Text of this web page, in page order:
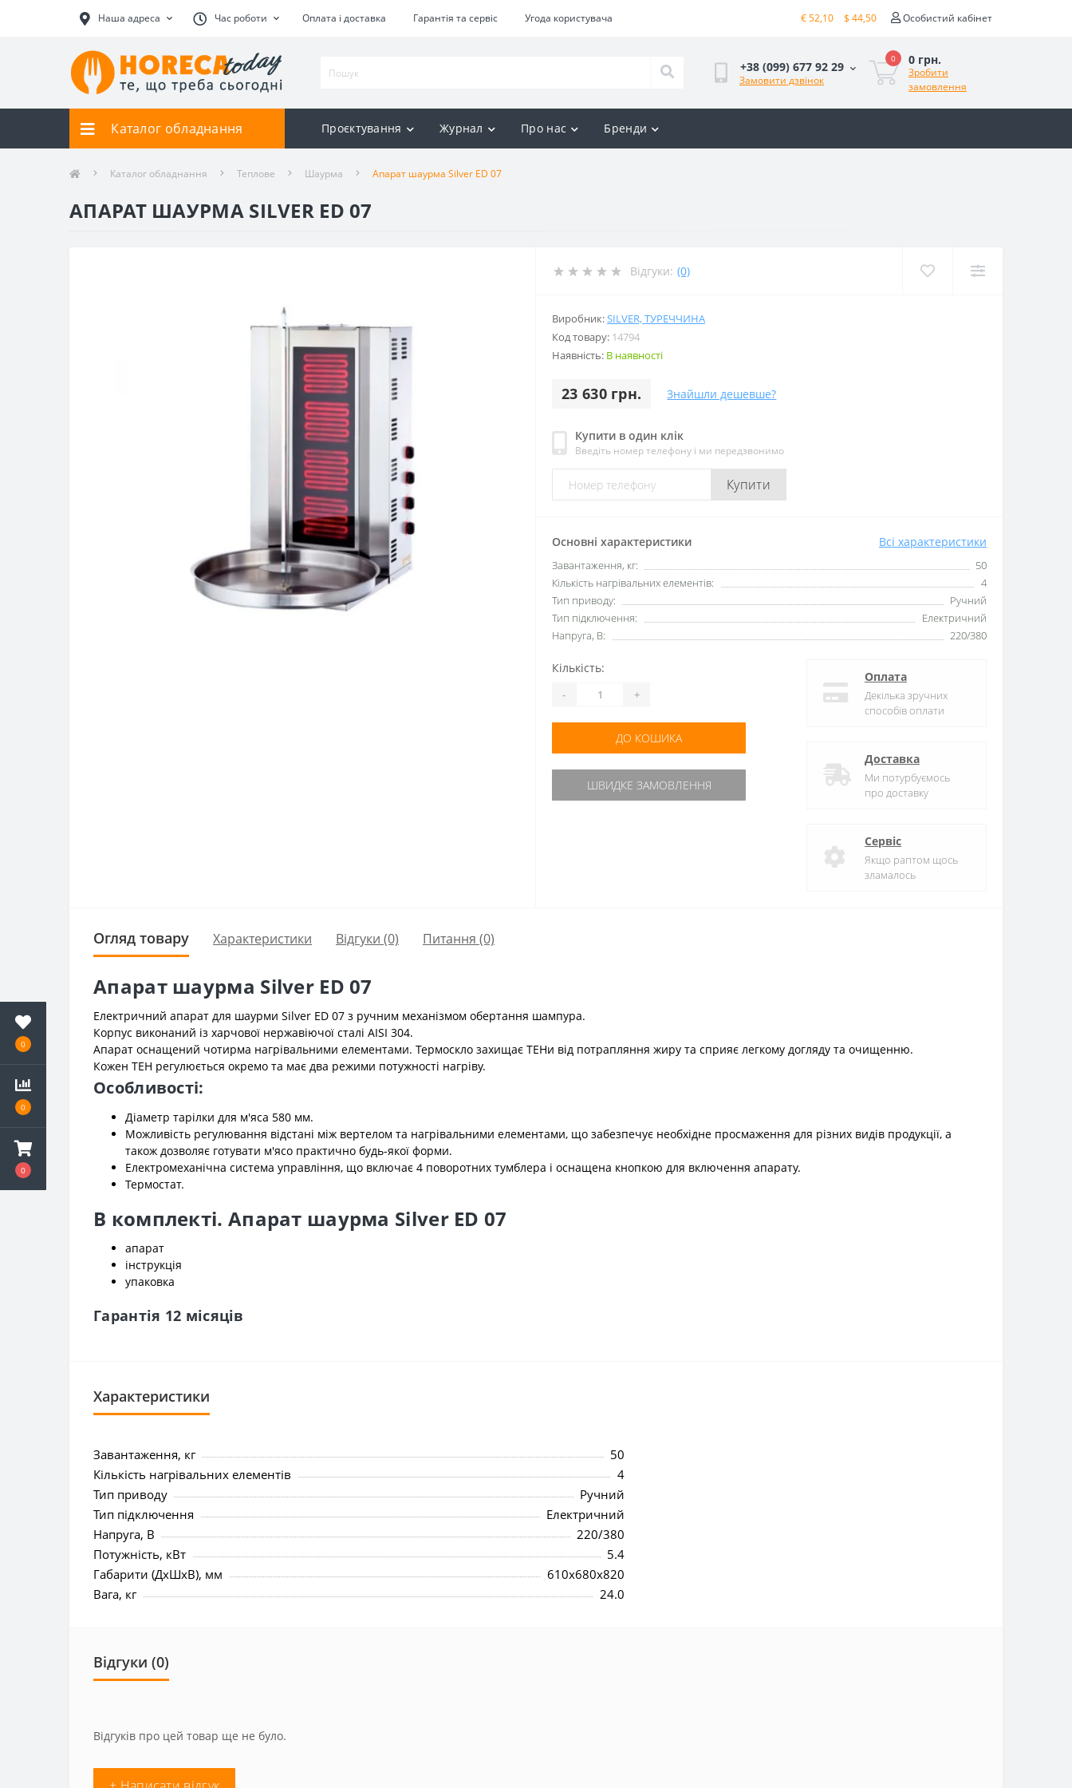
0
0
0
Наша адреса Час роботи Оплата і доставка Гарантія та сервіс Угода користувача € 52,10 $ 44,50 Особистий кабінет
+38 (099) 677 92 29
Замовити дзвінок
0 0 грн.
Зробити
замовлення
Каталог обладнання Проєктування Журнал Про нас Бренди
Каталог обладнання Теплове Шаурма Апарат шаурма Silver ED 07
АПАРАТ ШАУРМА SILVER ED 07
Відгуки: (0)
Виробник:SILVER, ТУРЕЧЧИНА
Код товару: 14794
Наявність: В наявності
23 630 грн. Знайшли дешевше?
Купити в один клік
Введіть номер телефону і ми передзвонимо
Купити
Основні характеристики Всі характеристики
Завантаження, кг:
50
Кількість нагрівальних елементів:
4
Тип приводу:
Ручний
Тип підключення:
Електричний
Напруга, В:
220/380
Кількість:
- +
ДО КОШИКА
ШВИДКЕ ЗАМОВЛЕННЯ
Оплата
Декілька зручних
способів оплати
Доставка
Ми потурбуємось
про доставку
Сервіс
Якщо раптом щось
зламалось
Огляд товару Характеристики Відгуки (0) Питання (0)
Апарат шаурма Silver ED 07
Електричний апарат для шаурми Silver ED 07 з ручним механізмом обертання шампура.
Корпус виконаний із харчової нержавіючої сталі AISI 304.
Апарат оснащений чотирма нагрівальними елементами. Термоскло захищає ТЕНи від потрапляння жиру та сприяє легкому догляду та очищенню.
Кожен ТЕН регулюється окремо та має два режими потужності нагріву.
Особливості:
Діаметр тарілки для м'яса 580 мм.
Можливість регулювання відстані між вертелом та нагрівальними елементами, що забезпечує необхідне просмаження для різних видів продукції, а
також дозволяє готувати м'ясо практично будь-якої форми.
Електромеханічна система управління, що включає 4 поворотних тумблера і оснащена кнопкою для включення апарату.
Термостат.
В комплекті. Апарат шаурма Silver ED 07
апарат
інструкція
упаковка
Гарантія 12 місяців
Характеристики
Завантаження, кг
50
Кількість нагрівальних елементів
4
Тип приводу
Ручний
Тип підключення
Електричний
Напруга, В
220/380
Потужність, кВт
5.4
Габарити (ДхШхВ), мм
610x680x820
Вага, кг
24.0
Відгуки (0)
Відгуків про цей товар ще не було.